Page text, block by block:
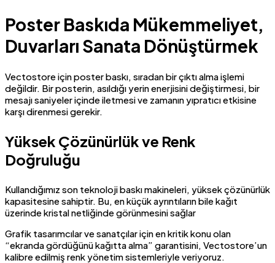
Poster Baskıda Mükemmeliyet,
Duvarları Sanata Dönüştürmek
Vectostore için poster baskı, sıradan bir çıktı alma işlemi
değildir. Bir posterin, asıldığı yerin enerjisini değiştirmesi, bir
mesajı saniyeler içinde iletmesi ve zamanın yıpratıcı etkisine
karşı direnmesi gerekir.
Yüksek Çözünürlük ve Renk
Doğruluğu
Kullandığımız son teknoloji baskı makineleri, yüksek çözünürlük
kapasitesine sahiptir. Bu, en küçük ayrıntıların bile kağıt
üzerinde kristal netliğinde görünmesini sağlar
Grafik tasarımcılar ve sanatçılar için en kritik konu olan
“ekranda gördüğünü kağıtta alma” garantisini, Vectostore’un
kalibre edilmiş renk yönetim sistemleriyle veriyoruz.